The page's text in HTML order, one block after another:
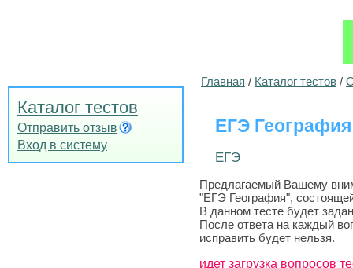
Каталог тестов
Отправить отзыв
Вход в систему
Главная / Каталог тестов /
ЕГЭ
ЕГЭ
Предлагаемый Вашему
"ЕГЭ География",
В данном тесте будет
После ответа на каждый
исправить будет нельзя.
идет загрузка вопросов